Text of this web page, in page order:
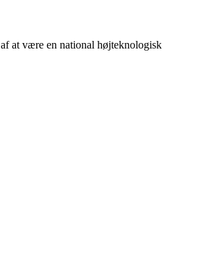
​​at være en national højteknologisk